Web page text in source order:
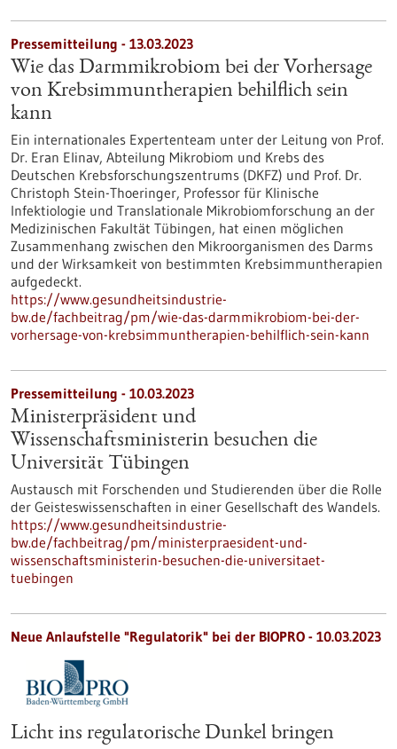
Pressemitteilung - 13.03.2023
Wie das Darmmikrobiom bei der Vorhersage
von Krebsimmuntherapien behilflich sein
kann
Ein internationales Expertenteam unter der Leitung von Prof.
Dr. Eran Elinav, Abteilung Mikrobiom und Krebs des
Deutschen Krebsforschungszentrums (DKFZ) und Prof. Dr.
Christoph Stein-Thoeringer, Professor für Klinische
Infektiologie und Translationale Mikrobiomforschung an der
Medizinischen Fakultät Tübingen, hat einen möglichen
Zusammenhang zwischen den Mikroorganismen des Darms
und der Wirksamkeit von bestimmten Krebsimmuntherapien
aufgedeckt.
https://www.gesundheitsindustrie-
bw.de/fachbeitrag/pm/wie-das-darmmikrobiom-bei-der-
vorhersage-von-krebsimmuntherapien-behilflich-sein-kann
Pressemitteilung - 10.03.2023
Ministerpräsident und
Wissenschaftsministerin besuchen die
Universität Tübingen
Austausch mit Forschenden und Studierenden über die Rolle
der Geisteswissenschaften in einer Gesellschaft des Wandels.
https://www.gesundheitsindustrie-
bw.de/fachbeitrag/pm/ministerpraesident-und-
wissenschaftsministerin-besuchen-die-universitaet-
tuebingen
Neue Anlaufstelle "Regulatorik" bei der BIOPRO - 10.03.2023
Licht ins regulatorische Dunkel bringen